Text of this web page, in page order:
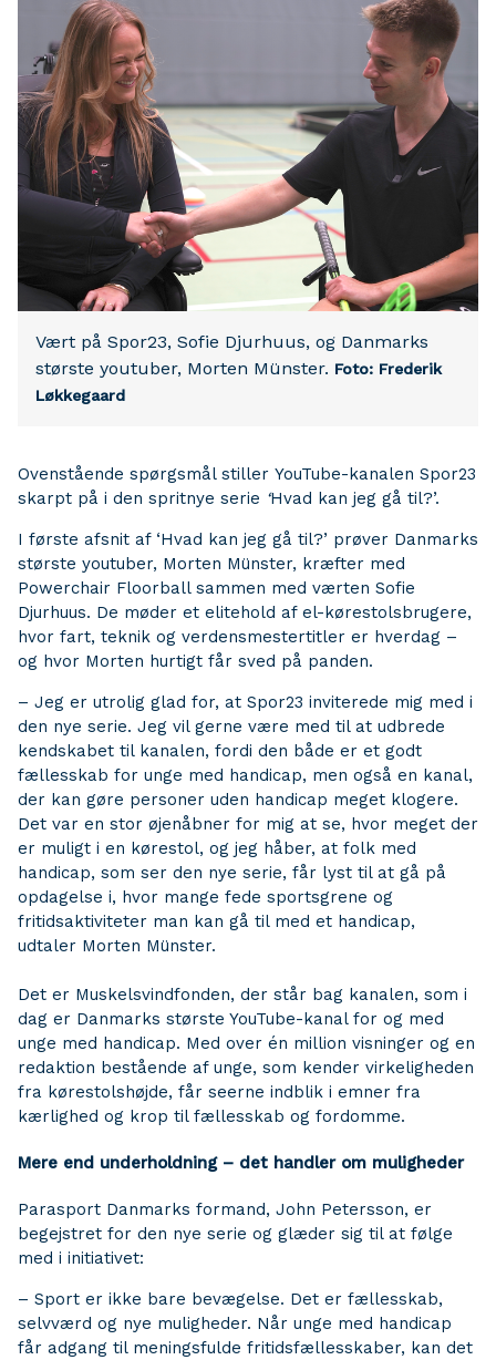
Vært på Spor23, Sofie Djurhuus, og Danmarks
største youtuber, Morten Münster. Foto: Frederik
Løkkegaard
Ovenstående spørgsmål stiller YouTube-kanalen Spor23
skarpt på i den spritnye serie ‘Hvad kan jeg gå til?’.
I første afsnit af ‘Hvad kan jeg gå til?’ prøver Danmarks
største youtuber, Morten Münster, kræfter med
Powerchair Floorball sammen med værten Sofie
Djurhuus. De møder et elitehold af el-kørestolsbrugere,
hvor fart, teknik og verdensmestertitler er hverdag –
og hvor Morten hurtigt får sved på panden.
– Jeg er utrolig glad for, at Spor23 inviterede mig med i
den nye serie. Jeg vil gerne være med til at udbrede
kendskabet til kanalen, fordi den både er et godt
fællesskab for unge med handicap, men også en kanal,
der kan gøre personer uden handicap meget klogere.
Det var en stor øjenåbner for mig at se, hvor meget der
er muligt i en kørestol, og jeg håber, at folk med
handicap, som ser den nye serie, får lyst til at gå på
opdagelse i, hvor mange fede sportsgrene og
fritidsaktiviteter man kan gå til med et handicap,
udtaler Morten Münster.
Det er Muskelsvindfonden, der står bag kanalen, som i
dag er Danmarks største YouTube-kanal for og med
unge med handicap. Med over én million visninger og en
redaktion bestående af unge, som kender virkeligheden
fra kørestolshøjde, får seerne indblik i emner fra
kærlighed og krop til fællesskab og fordomme.
Mere end underholdning – det handler om muligheder
Parasport Danmarks formand, John Petersson, er
begejstret for den nye serie og glæder sig til at følge
med i initiativet:
– Sport er ikke bare bevægelse. Det er fællesskab,
selvværd og nye muligheder. Når unge med handicap
får adgang til meningsfulde fritidsfællesskaber, kan det